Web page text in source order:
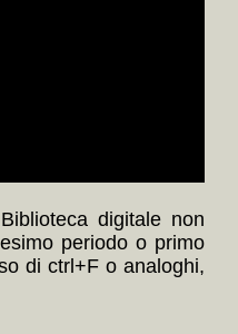
digitale non
periodo o primo
di ctrl+F o analoghi,